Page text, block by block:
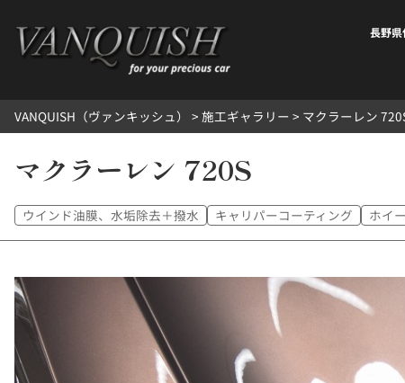
キ
長野
VANQUISH（ヴァンキッシュ） > 施工ギャラリー > マクラーレン
マクラーレン 720S
ウインド油膜、水垢除去＋撥水 キャリパーコーティング ホイ